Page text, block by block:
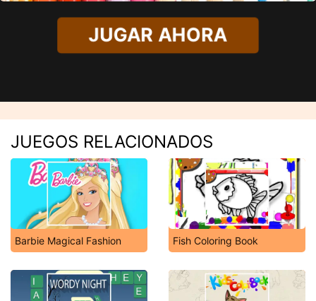
JUGAR AHORA
JUEGOS RELACIONADOS
Barbie Magical Fashion Fish Coloring Book